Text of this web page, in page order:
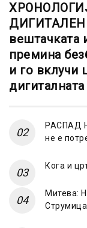
вештачката
премина
и го вклучи
дигиталната
РАСПАД
не е
Кога и
Митева:
Струмица